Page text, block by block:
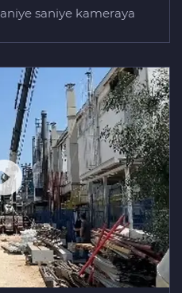
saniye kameraya